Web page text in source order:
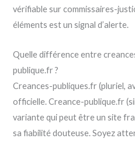
vérifiable sur commissaires-
éléments est un signal d’alerte.
Quelle différence entre
publique.fr ?
Creances-publiques.fr (pluriel,
officielle. Creance-publique.fr
variante qui peut être un site
sa fiabilité douteuse. Soyez